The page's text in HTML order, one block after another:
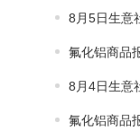
8月5日生意
氟化铝商品
8月4日生意
氟化铝商品